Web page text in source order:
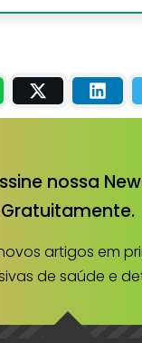
nossa
Gratuitamente.
artigos em
de saúde e